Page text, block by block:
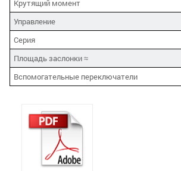
Крутящий момент
Управление
Серия
Площадь заслонки ≈
Вспомогательные переключатели